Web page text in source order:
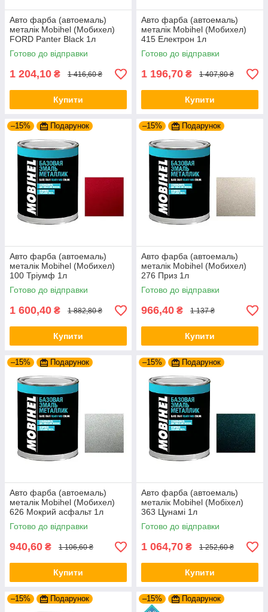
Авто фарба (автоемаль)
металік Mobihel (Мобихел)
FORD Panter Black 1л
Готово до відправки
1 204,10 ₴ 1 416,60 ₴
Купити
Авто фарба (автоемаль)
металік Mobihel (Мобихел)
415 Електрон 1л
Готово до відправки
1 196,70 ₴ 1 407,80 ₴
Купити
–15% Подарунок
Авто фарба (автоемаль)
металік Mobihel (Мобихел)
100 Тріумф 1л
Готово до відправки
1 600,40 ₴ 1 882,80 ₴
Купити
–15% Подарунок
Авто фарба (автоемаль)
металік Mobihel (Мобихел)
276 Приз 1л
Готово до відправки
966,40 ₴ 1 137 ₴
Купити
–15% Подарунок
Авто фарба (автоемаль)
металік Mobihel (Мобихел)
626 Мокрий асфальт 1л
Готово до відправки
940,60 ₴ 1 106,60 ₴
Купити
–15% Подарунок
Авто фарба (автоемаль)
металік Mobihel (Мобіхел)
363 Цунамі 1л
Готово до відправки
1 064,70 ₴ 1 252,60 ₴
Купити
–15% Подарунок –15% Подарунок